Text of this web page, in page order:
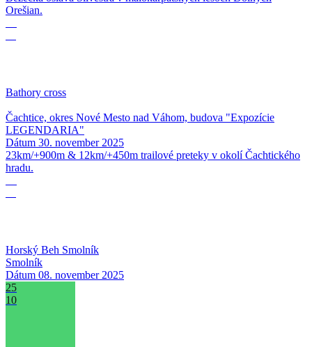
Orešian.
Bathory cross
Čachtice, okres Nové Mesto nad Váhom, budova "Expozície
LEGENDARIA"
Dátum 30. november 2025
23km/+900m & 12km/+450m trailové preteky v okolí Čachtického
hradu.
Horský Beh Smolník
Smolník
Dátum 08. november 2025
25
10